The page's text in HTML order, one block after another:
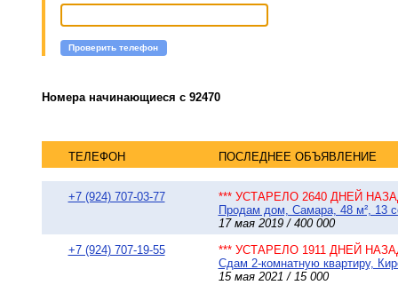
Проверить телефон
Номера начинающиеся с 92470
ТЕЛЕФОН ПОСЛЕДНЕЕ ОБЪЯВЛЕНИЕ
+7 (924) 707-03-77
*** УСТАРЕЛО 2640 ДНЕЙ
Продам дом, Самара, 48 м², 13
17 мая 2019 / 400 000
+7 (924) 707-19-55
*** УСТАРЕЛО 1911 ДНЕЙ
Сдам 2-комнатную квартиру,
15 мая 2021 / 15 000